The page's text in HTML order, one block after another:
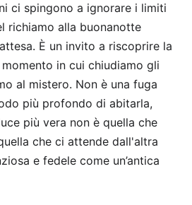
ci spingono a ignorare i limiti
richiamo alla buonanotte
È un invito a riscoprire la
in cui chiudiamo gli
al mistero. Non è una fuga
più profondo di abitarla,
più vera non è quella che
che ci attende dall'altra
e fedele come un’antica